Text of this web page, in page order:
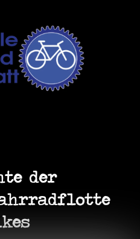
der